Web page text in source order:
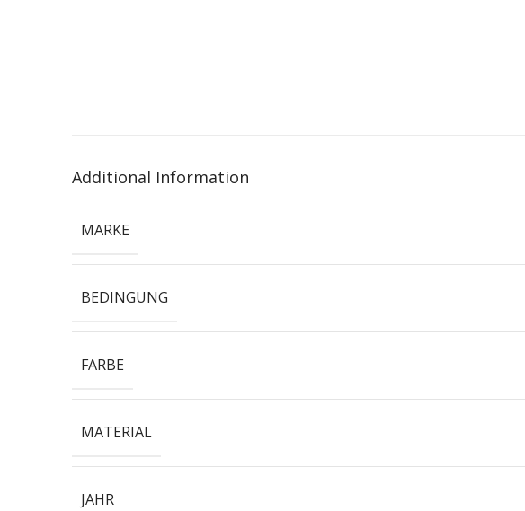
Additional Information
MARKE
BEDINGUNG
FARBE
MATERIAL
JAHR